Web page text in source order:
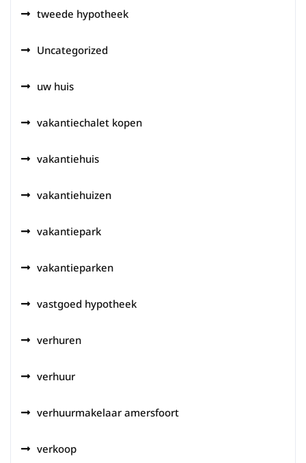
tweede hypotheek
Uncategorized
uw huis
vakantiechalet kopen
vakantiehuis
vakantiehuizen
vakantiepark
vakantieparken
vastgoed hypotheek
verhuren
verhuur
verhuurmakelaar amersfoort
verkoop